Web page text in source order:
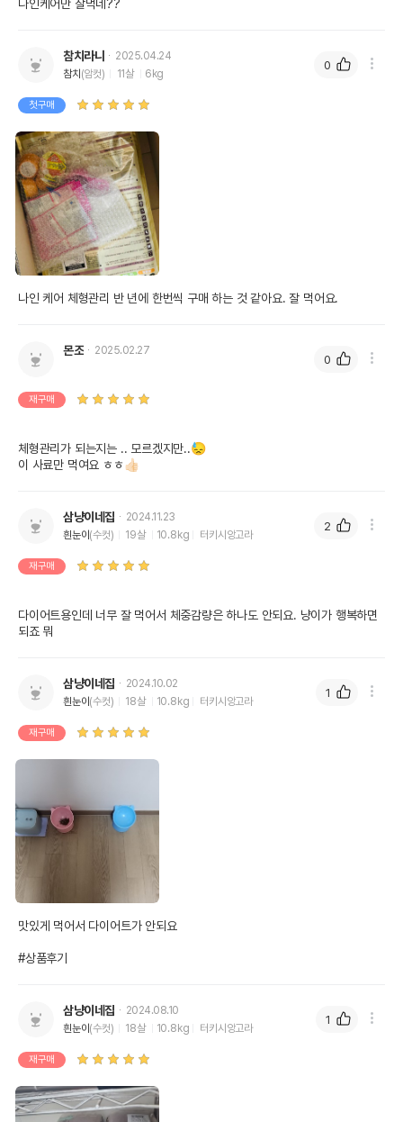
나인케어만 잘먹네??
참치라니
2025.04.24
참치 (암컷) 11살 6kg
첫구매
나인 케어 체형관리 반 년에 한번씩 구매 하는 것 같아요. 잘 먹어요.
0
몬조 2025.02.27
재구매
체형관리가 되는지는 .. 모르겠지만..😓
이 사료만 먹여요 ㅎㅎ👍🏻
0
삼냥이네집
2024.11.23
흰눈이 (수컷) 19살 10.8kg 터키시앙고라
재구매
다이어트용인데 너무 잘 먹어서 체중감량은 하나도 안되요. 냥이가 행복하면
되죠 뭐
2
삼냥이네집
2024.10.02
흰눈이 (수컷) 18살 10.8kg 터키시앙고라
재구매
맛있게 먹어서 다이어트가 안되요
#상품후기
1
삼냥이네집
2024.08.10
흰눈이 (수컷) 18살 10.8kg 터키시앙고라
재구매
1